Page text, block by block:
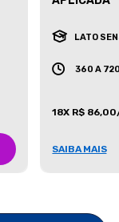
LATO
360 A
18X R$
SAIBA MAIS